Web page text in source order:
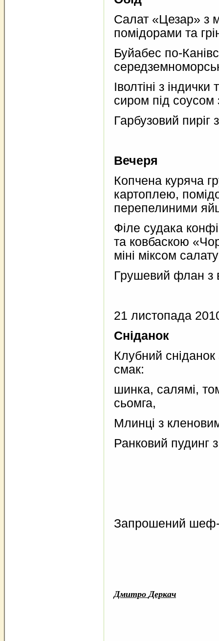
Салат «Цезар» з
помідорами та
Буйабес по-
Іволтіні з
сиром під соусом
Гарбузовий пиріг
Вечеря
Копчена куряча
картоплею,
перепелиними
Філе судака
та ковбаскою
міні міксом салату
Грушевий флан з
21 листопада
Сніданок
Клубний
смак:
шинка, салямі,
сьомга,
Млинці з
Ранковий пудинг
Запрошений шеф-
Дмитро Деркач